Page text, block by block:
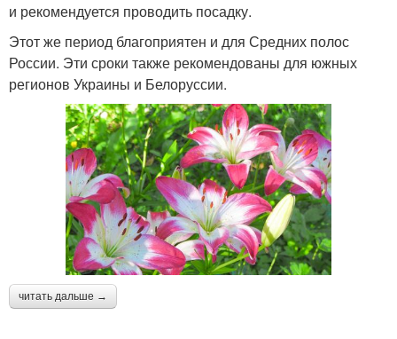
и рекомендуется проводить посадку.
Этот же период благоприятен и для Средних полос
России. Эти сроки также рекомендованы для южных
регионов Украины и Белоруссии.
читать дальше →